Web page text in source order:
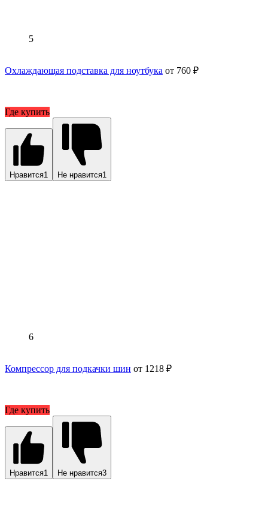
5
Охлаждающая подставка для ноутбука от 760 ₽
Где купить
Нравится1 Не нравится1
6
Компрессор для подкачки шин от 1218 ₽
Где купить
Нравится1 Не нравится3